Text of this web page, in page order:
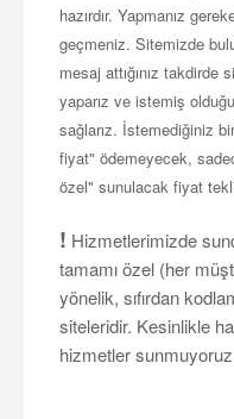
hazırdır. Yapmanız
geçmeniz. Sitemizde
mesaj attığınız takdirde
yaparız ve istemiş
sağlarız. İstemediğiniz
fiyat" ödemeyecek,
özel" sunulacak fiyat
! Hizmetlerimizde
tamamı özel (her
yönelik, sıfırdan
siteleridir. Kesinlikle
hizmetler